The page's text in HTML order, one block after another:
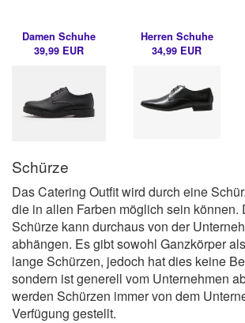
Damen Schuhe
39,99 EUR
Herren Schuhe
34,99 EUR
Schürze
Das Catering Outfit wird durch eine
die in allen Farben möglich sein können.
Schürze kann durchaus von der
abhängen. Es gibt sowohl Ganzkörper
lange Schürzen, jedoch hat dies keine
sondern ist generell vom Unternehmen
werden Schürzen immer von dem
Verfügung gestellt.